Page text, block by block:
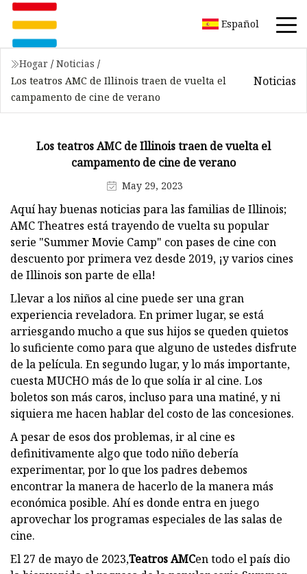
Español
Hogar / Noticias /
Los teatros AMC de Illinois traen de vuelta el
campamento de cine de verano
Noticias
Los teatros AMC de Illinois traen de vuelta el
campamento de cine de verano
May 29, 2023
Aquí hay buenas noticias para las familias de Illinois;
AMC Theatres está trayendo de vuelta su popular
serie "Summer Movie Camp" con pases de cine con
descuento por primera vez desde 2019, ¡y varios cines
de Illinois son parte de ella!
Llevar a los niños al cine puede ser una gran
experiencia reveladora. En primer lugar, se está
arriesgando mucho a que sus hijos se queden quietos
lo suficiente como para que alguno de ustedes disfrute
de la película. En segundo lugar, y lo más importante,
cuesta MUCHO más de lo que solía ir al cine. Los
boletos son más caros, incluso para una matiné, y ni
siquiera me hacen hablar del costo de las concesiones.
A pesar de esos dos problemas, ir al cine es
definitivamente algo que todo niño debería
experimentar, por lo que los padres debemos
encontrar la manera de hacerlo de la manera más
económica posible. Ahí es donde entra en juego
aprovechar los programas especiales de las salas de
cine.
El 27 de mayo de 2023,Teatros AMCen todo el país dio